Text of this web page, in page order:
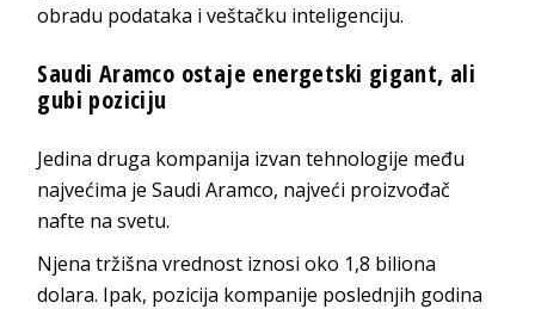
obradu podataka i veštačku inteligenciju.
Saudi Aramco ostaje energetski gigant, ali
gubi poziciju
Jedina druga kompanija izvan tehnologije među
najvećima je Saudi Aramco, najveći proizvođač
nafte na svetu.
Njena tržišna vrednost iznosi oko 1,8 biliona
dolara. Ipak, pozicija kompanije poslednjih godina